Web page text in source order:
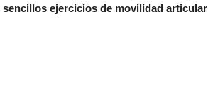
sencillos ejercicios de movilidad articular